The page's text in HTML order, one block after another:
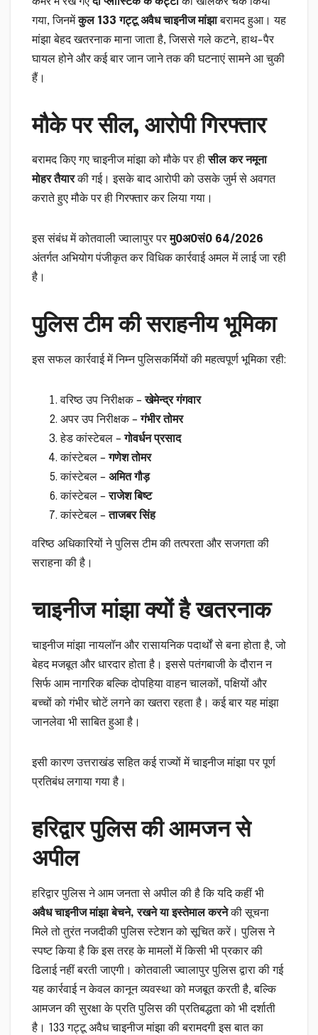
गया, जिनमेंकुल 133 गट्टू अवैध चाइनीज मांझाबरामद हुआ। यह
मांझा बेहद खतरनाक माना जाता है, जिससे गले कटने, हाथ-पैर
घायल होने और कई बार जान जाने तक की घटनाएं सामने आ चुकी
हैं।
मौके पर सील, आरोपी गिरफ्तार
बरामद किए गए चाइनीज मांझा को मौके पर हीसील कर नमूना
मोहर तैयारकी गई। इसके बाद आरोपी को उसके जुर्म से अवगत
कराते हुए मौके पर ही गिरफ्तार कर लिया गया।
इस संबंध में कोतवाली ज्वालापुर परमु0अ0सं0 64/2026
अंतर्गत अभियोग पंजीकृत कर विधिक कार्रवाई अमल में लाई जा रही
है।
पुलिस टीम की सराहनीय भूमिका
इस सफल कार्रवाई में निम्न पुलिसकर्मियों की महत्वपूर्ण भूमिका रही:
वरिष्ठ उप निरीक्षक –खेमेन्द्र गंगवार
अपर उप निरीक्षक –गंभीर तोमर
हेड कांस्टेबल –गोवर्धन प्रसाद
कांस्टेबल –गणेश तोमर
कांस्टेबल – अमित गौड़
कांस्टेबल –राजेश बिष्ट
कांस्टेबल –ताजबर सिंह
वरिष्ठ अधिकारियों ने पुलिस टीम की तत्परता और सजगता की
सराहना की है।
चाइनीज मांझा क्यों है खतरनाक
चाइनीज मांझा नायलॉन और रासायनिक पदार्थों से बना होता है, जो
बेहद मजबूत और धारदार होता है। इससे पतंगबाजी के दौरान न
सिर्फ आम नागरिक बल्कि दोपहिया वाहन चालकों, पक्षियों और
बच्चों को गंभीर चोटें लगने का खतरा रहता है। कई बार यह मांझा
जानलेवा भी साबित हुआ है।
इसी कारण उत्तराखंड सहित कई राज्यों में चाइनीज मांझा पर पूर्ण
प्रतिबंध लगाया गया है।
हरिद्वार पुलिस की आमजन से
अपील
हरिद्वार पुलिस ने आम जनता से अपील की है कि यदि कहीं भी
अवैध चाइनीज मांझा बेचने, रखने या इस्तेमाल करनेकी सूचना
मिले तो तुरंत नजदीकी पुलिस स्टेशन को सूचित करें। पुलिस ने
स्पष्ट किया है कि इस तरह के मामलों में किसी भी प्रकार की
ढिलाई नहीं बरती जाएगी। कोतवाली ज्वालापुर पुलिस द्वारा की गई
यह कार्रवाई न केवल कानून व्यवस्था को मजबूत करती है, बल्कि
आमजन की सुरक्षा के प्रति पुलिस की प्रतिबद्धता को भी दर्शाती
है। 133 गट्टू अवैध चाइनीज मांझा की बरामदगी इस बात का